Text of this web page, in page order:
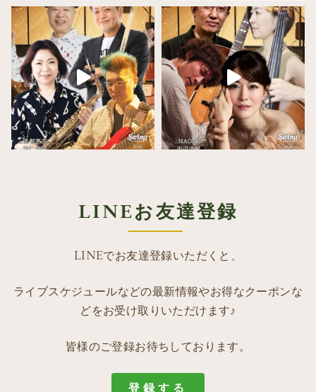
LINEお友達登録
LINEでお友達登録いただくと、
ライブスケジュールなどの最新情報やお得なクーポンな
どをお受け取りいただけます♪
皆様のご登録お待ちしております。
登録する